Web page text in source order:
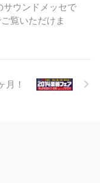
ウンドメッセで
覧いただけま
月！